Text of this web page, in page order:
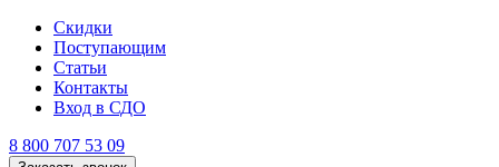
Скидки
Поступающим
Статьи
Контакты
Вход в СДО
8 800 707 53 09